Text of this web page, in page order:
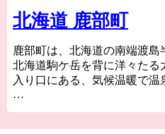
北海道 鹿部町
鹿部町は、北海道の南端渡
北海道駒ケ岳を背に洋々たる
入り口にある、気候温暖で温